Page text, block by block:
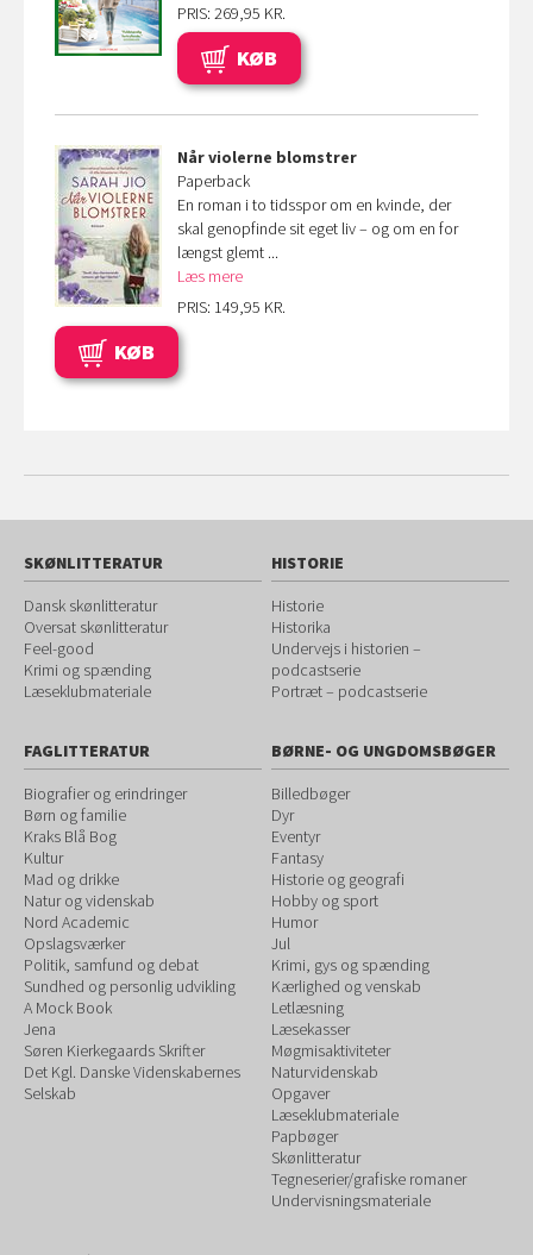
PRIS: 269,95 KR.
KØB
Når violerne blomstrer
Paperback
En roman i to tidsspor om en kvinde, der
skal genopfinde sit eget liv – og om en for
længst glemt ...
Læs mere
PRIS: 149,95 KR.
KØB
SKØNLITTERATUR
Dansk skønlitteratur
Oversat skønlitteratur
Feel-good
Krimi og spænding
Læseklubmateriale
HISTORIE
Historie
Historika
Undervejs i historien –
podcastserie
Portræt – podcastserie
FAGLITTERATUR
Biografier og erindringer
Børn og familie
Kraks Blå Bog
Kultur
Mad og drikke
Natur og videnskab
Nord Academic
Opslagsværker
Politik, samfund og debat
Sundhed og personlig udvikling
A Mock Book
Jena
Søren Kierkegaards Skrifter
Det Kgl. Danske Videnskabernes
Selskab
BØRNE- OG UNGDOMSBØGER
Billedbøger
Dyr
Eventyr
Fantasy
Historie og geografi
Hobby og sport
Humor
Jul
Krimi, gys og spænding
Kærlighed og venskab
Letlæsning
Læsekasser
Møgmisaktiviteter
Naturvidenskab
Opgaver
Læseklubmateriale
Papbøger
Skønlitteratur
Tegneserier/grafiske romaner
Undervisningsmateriale